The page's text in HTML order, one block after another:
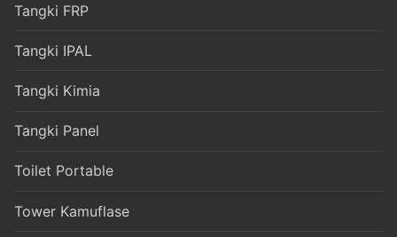
Tangki FRP
Tangki IPAL
Tangki Kimia
Tangki Panel
Toilet Portable
Tower Kamuflase